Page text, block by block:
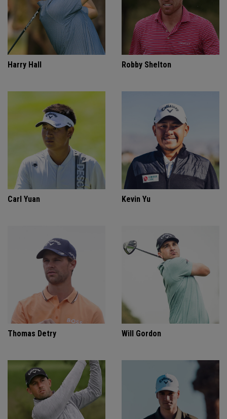
Harry Hall Robby Shelton
Carl Yuan Kevin Yu
Thomas Detry Will Gordon